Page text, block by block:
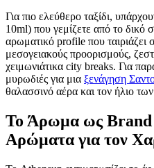
Για πιο ελεύθερο ταξίδι,
10ml) που γεμίζετε από το δικό
αρωματικό profile που
μεσογειακούς προορισμούς,
χειμωνιάτικα city breaks. Για
μυρωδιές για μια ξενάγηση
θαλασσινό αέρα και τον ήλιο
Το Άρωμα ως Brand
Αρώματα για τον